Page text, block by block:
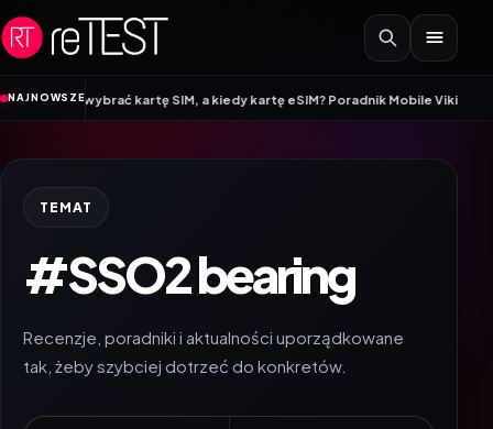
Przejdź do treści
NAJNOWSZE
wybrać kartę SIM, a kiedy kartę eSIM? Poradnik Mobile Vikings•
TEMAT
#SSO2 bearing
Recenzje, poradniki i aktualności uporządkowane
tak, żeby szybciej dotrzeć do konkretów.